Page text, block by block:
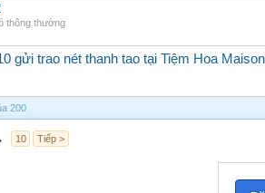
thông thường
gửi trao nét thanh tao tại Tiệm Hoa Maison
200
10 Tiếp >